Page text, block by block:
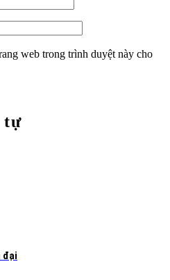
web trong trình duyệt này cho
tự
đại